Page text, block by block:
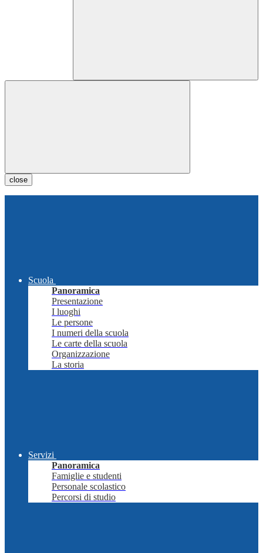
close
Scuola
Panoramica
Presentazione
I luoghi
Le persone
I numeri della scuola
Le carte della scuola
Organizzazione
La storia
Servizi
Panoramica
Famiglie e studenti
Personale scolastico
Percorsi di studio